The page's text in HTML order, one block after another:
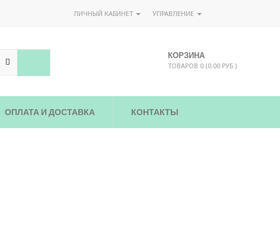
ЛИЧНЫЙ КАБИНЕТ УПРАВЛЕНИЕ
КОРЗИНА
ТОВАРОВ 0 (0.00 РУБ.)
ОПЛАТА И ДОСТАВКА КОНТАКТЫ